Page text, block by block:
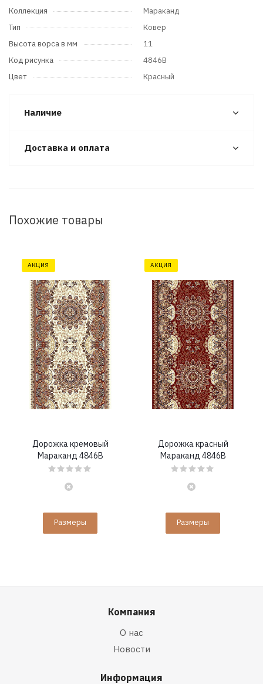
Коллекция
Мараканд
Тип
Ковер
Высота ворса в мм
11
Код рисунка
4846B
Цвет
Красный
Наличие
Доставка и оплата
Похожие товары
АКЦИЯ
Дорожка кремовый
Мараканд 4846B
Размеры
АКЦИЯ
Дорожка красный
Мараканд 4846B
Размеры
Компания
О нас
Новости
Информация